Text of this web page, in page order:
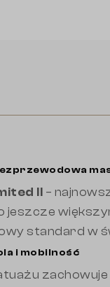
II –
jeszcze
standard w
i mobilność